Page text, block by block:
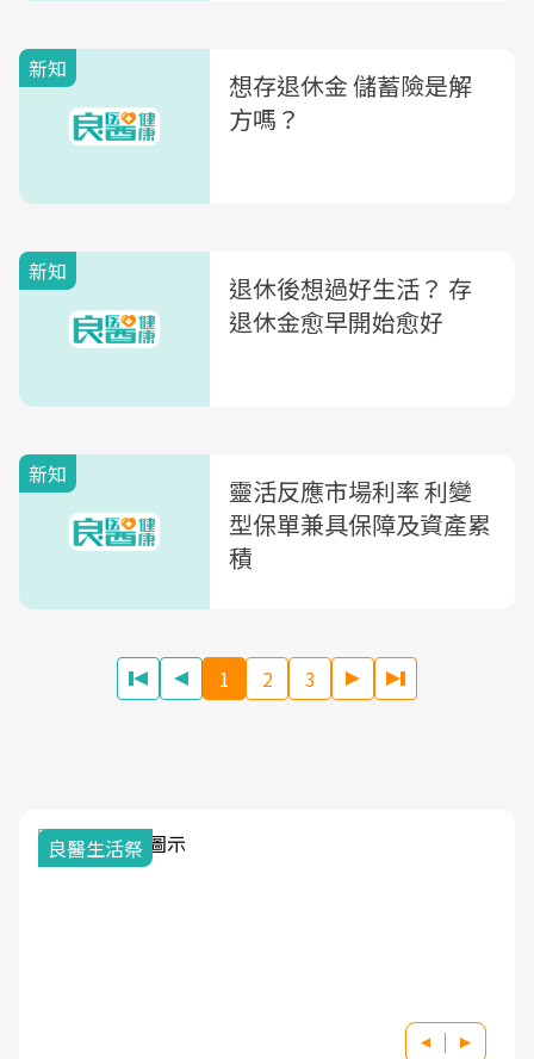
新知
想存退休金 儲蓄險是解
方嗎？
新知
退休後想過好生活？ 存
退休金愈早開始愈好
新知
靈活反應市場利率 利變
型保單兼具保障及資產累
積
1 2 3
我與健康韌性的距離